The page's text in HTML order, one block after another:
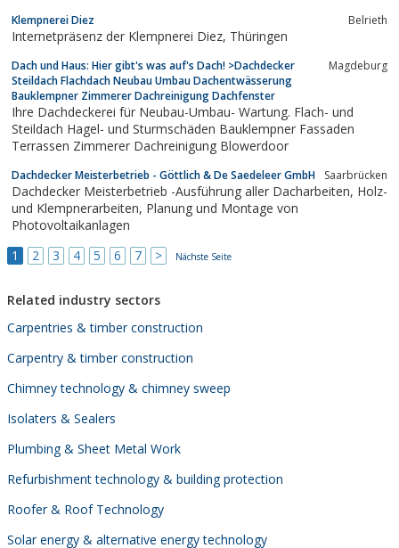
Klempnerei Diez Belrieth
Internetpräsenz der Klempnerei Diez, Thüringen
Dach und Haus: Hier gibt's was auf's Dach! >Dachdecker
Steildach Flachdach Neubau Umbau Dachentwässerung
Bauklempner Zimmerer Dachreinigung Dachfenster
Magdeburg
Ihre Dachdeckerei für Neubau-Umbau- Wartung. Flach- und
Steildach Hagel- und Sturmschäden Bauklempner Fassaden
Terrassen Zimmerer Dachreinigung Blowerdoor
Dachdecker Meisterbetrieb - Göttlich & De Saedeleer GmbH Saarbrücken
Dachdecker Meisterbetrieb -Ausführung aller Dacharbeiten, Holz-
und Klempnerarbeiten, Planung und Montage von
Photovoltaikanlagen
1
2 3 4 5 6 7 > Nächste Seite
Related industry sectors
Carpentries & timber construction
Carpentry & timber construction
Chimney technology & chimney sweep
Isolaters & Sealers
Plumbing & Sheet Metal Work
Refurbishment technology & building protection
Roofer & Roof Technology
Solar energy & alternative energy technology